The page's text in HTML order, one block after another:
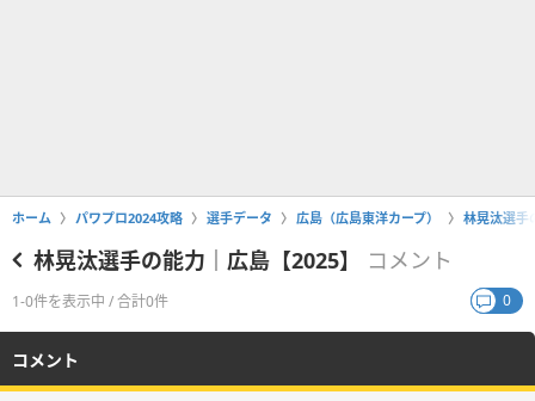
ホーム パワプロ2024攻略 選手データ 広島（広島東洋カープ） 林晃汰選手
林晃汰選手の能力｜広島【2025】 コメント
1-0件を表示中 / 合計0件 0
コメント